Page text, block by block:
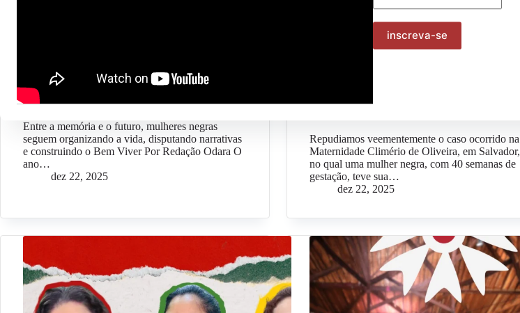
#OpiniãoOdara – Esperançar para transformar:
Mulheres negras, Reparação e Bem Viver
Entre a memória e o futuro, mulheres negras
seguem organizando a vida, disputando narrativas
e construindo o Bem Viver Por Redação Odara O
ano…
dez 22, 2025
obstétrico Maternidade Climério de Oliveira, em
Repudiamos veementemente o caso ocorrido na
Maternidade Climério de Oliveira, em Salvador,
no qual uma mulher negra, com 40 semanas de
gestação, teve sua…
dez 22, 2025